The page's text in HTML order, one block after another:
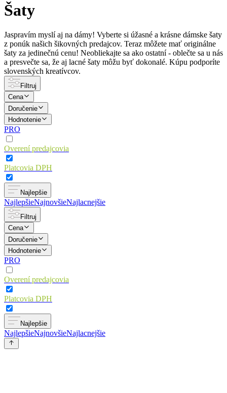
Šaty
Jaspravím myslí aj na dámy! Vyberte si úžasné a krásne dámske šaty
z ponúk našich šikovných predajcov. Teraz môžete mať originálne
šaty za jedinečnú cenu! Neobliekajte sa ako ostatní - oblečte sa u nás
a presvečte sa, že aj lacné šaty môžu byť dokonalé. Kúpu podporíte
slovenských kreatívcov.
Filtruj
Cena
Doručenie
Hodnotenie
PRO
Overení predajcovia
Platcovia DPH
Najlepšie
NajlepšieNajnovšieNajlacnejšie
Filtruj
Cena
Doručenie
Hodnotenie
PRO
Overení predajcovia
Platcovia DPH
Najlepšie
NajlepšieNajnovšieNajlacnejšie